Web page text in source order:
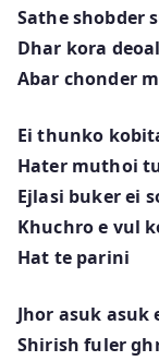
Sathe shobder
Dhar kora
Abar chonder
Ei thunko
Hater muthoi
Ejlasi buker ei
Khuchro e vul
Hat te parini
Jhor asuk asuk
Shirish fuler